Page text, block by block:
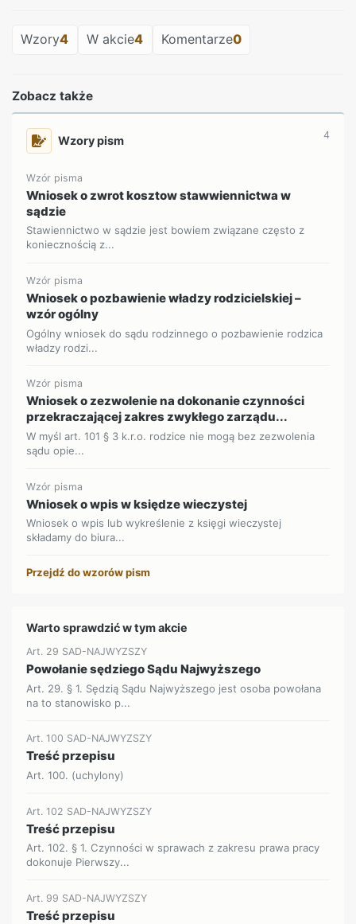
Wzory4 W akcie4 Komentarze0
Zobacz także
Wzory pism 4
Wzór pisma
Wniosek o zwrot kosztow stawwiennictwa w
sądzie
Stawiennictwo w sądzie jest bowiem związane często z
koniecznością z...
Wzór pisma
Wniosek o pozbawienie władzy rodzicielskiej –
wzór ogólny
Ogólny wniosek do sądu rodzinnego o pozbawienie rodzica
władzy rodzi...
Wzór pisma
Wniosek o zezwolenie na dokonanie czynności
przekraczającej zakres zwykłego zarządu...
W myśl art. 101 § 3 k.r.o. rodzice nie mogą bez zezwolenia
sądu opie...
Wzór pisma
Wniosek o wpis w księdze wieczystej
Wniosek o wpis lub wykreślenie z księgi wieczystej
składamy do biura...
Przejdź do wzorów pism
Warto sprawdzić w tym akcie
Art. 29 SAD-NAJWYZSZY
Powołanie sędziego Sądu Najwyższego
Art. 29. § 1. Sędzią Sądu Najwyższego jest osoba powołana
na to stanowisko p...
Art. 100 SAD-NAJWYZSZY
Treść przepisu
Art. 100. (uchylony)
Art. 102 SAD-NAJWYZSZY
Treść przepisu
Art. 102. § 1. Czynności w sprawach z zakresu prawa pracy
dokonuje Pierwszy...
Art. 99 SAD-NAJWYZSZY
Treść przepisu